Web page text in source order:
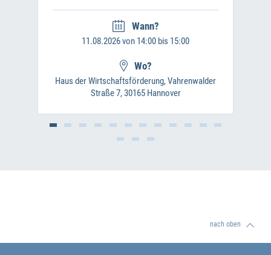
Wann?
11.08.2026 von 14:00 bis 15:00
Wo?
Haus der Wirtschaftsförderung, Vahrenwalder
Straße 7, 30165 Hannover
nach oben